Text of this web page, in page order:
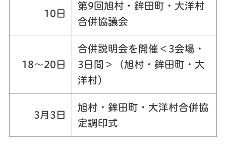
10日
第9回旭村・鉾田町・大洋村
合併協議会
18～20日
合併説明会を開催＜3会場・
3日間＞（旭村・鉾田町・大
洋村）
3月3日
旭村・鉾田町・大洋村合併協
定調印式